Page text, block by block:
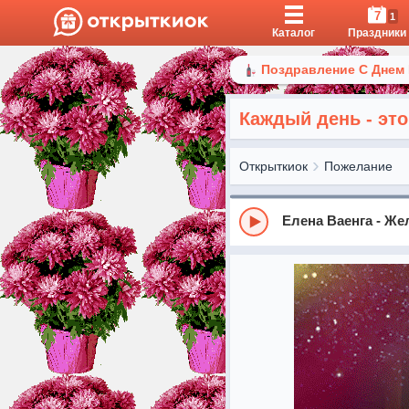
Каталог
7 1
Праздники
Поздравление С
Каждый день -
Открыткиок Пожелание
Елена Ваенга -